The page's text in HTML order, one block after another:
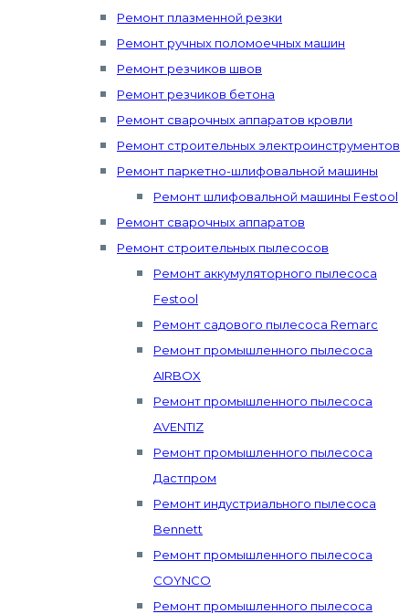
Ремонт плазменной резки
Ремонт ручных поломоечных машин
Ремонт резчиков швов
Ремонт резчиков бетона
Ремонт сварочных аппаратов кровли
Ремонт строительных электроинструментов
Ремонт паркетно-шлифовальной машины
Ремонт шлифовальной машины Festool
Ремонт сварочных аппаратов
Ремонт строительных пылесосов
Ремонт аккумуляторного пылесоса
Festool
Ремонт садового пылесоса Remarc
Ремонт промышленного пылесоса
AIRBOX
Ремонт промышленного пылесоса
AVENTIZ
Ремонт промышленного пылесоса
Дастпром
Ремонт индустриального пылесоса
Bennett
Ремонт промышленного пылесоса
COYNCO
Ремонт промышленного пылесоса